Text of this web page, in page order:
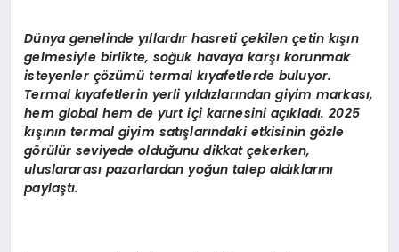
Dünya genelinde yıllardır hasreti çekilen çetin kışın
gelmesiyle birlikte, soğuk havaya karşı korunmak
isteyenler çözümütermal kıyafetlerde buluyor.
Termal kıyafetlerin yerli yıldızlarından giyim markası,
hem global hem de yurt içi karnesini açıkladı. 2025
kışının termal giyim satışlarındaki etkisinin gözle
görülür seviyede olduğunu dikkat çekerken,
uluslararası pazarlardan yoğun talep aldıklarını
paylaştı.